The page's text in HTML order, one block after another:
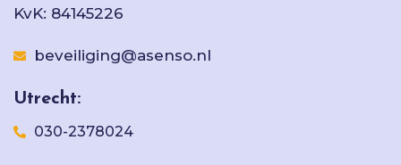
KvK: 84145226
beveiliging@asenso.nl
Utrecht:
030-2378024